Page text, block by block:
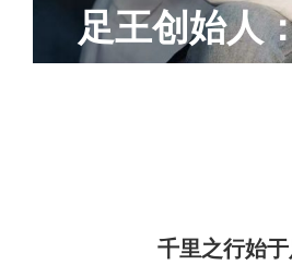
足王创始人
千里之行始